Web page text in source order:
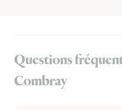
Questions
Combray